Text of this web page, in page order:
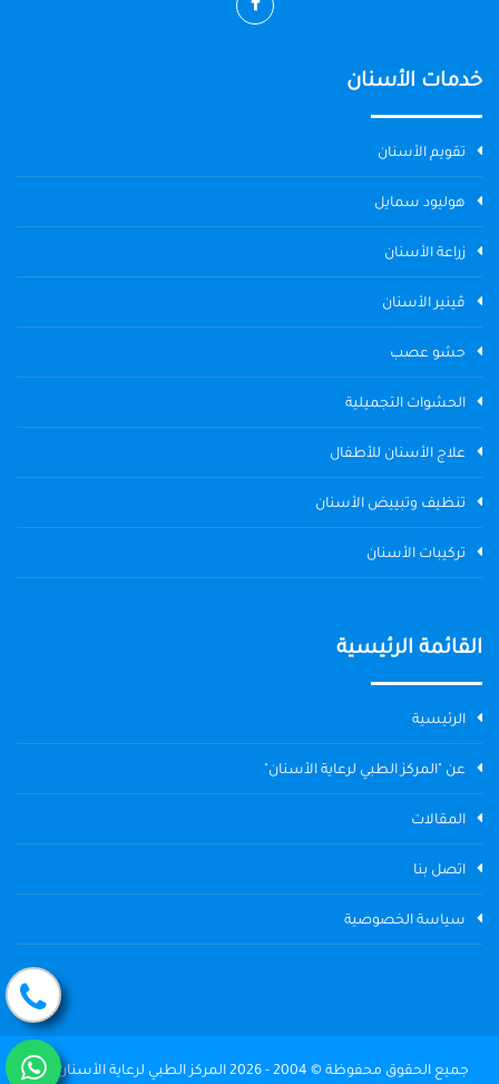
خدمات الأسنان
تقويم الأسنان
هوليود سمايل
زراعة الأسنان
ڤينير الأسنان
حشو عصب
الحشوات التجميلية
علاج الأسنان للأطفال
تنظيف وتبييض الأسنان
تركيبات الأسنان
القائمة الرئيسية
الرئيسية
عن "المركز الطبي لرعاية الأسنان"
المقالات
اتصل بنا
سياسة الخصوصية
جميع الحقوق محفوظة © 2004 - 2026 المركز الطبي لرعاية الأسنان The